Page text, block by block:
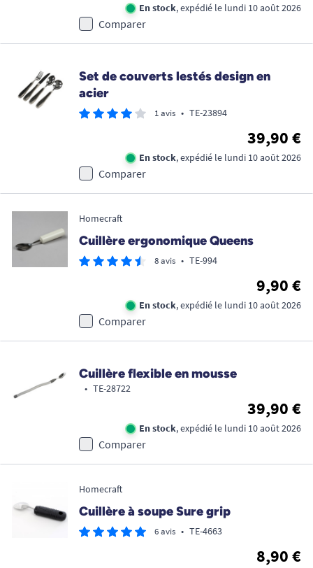
En stock, expédié le lundi 10 août 2026
Comparer
Set de couverts lestés design en
acier
1 avis • TE-23894
39,90 €
En stock, expédié le lundi 10 août 2026
Comparer
Homecraft
Cuillère ergonomique Queens
8 avis • TE-994
9,90 €
En stock, expédié le lundi 10 août 2026
Comparer
Cuillère flexible en mousse
• TE-28722
39,90 €
En stock, expédié le lundi 10 août 2026
Comparer
Homecraft
Cuillère à soupe Sure grip
6 avis • TE-4663
8,90 €